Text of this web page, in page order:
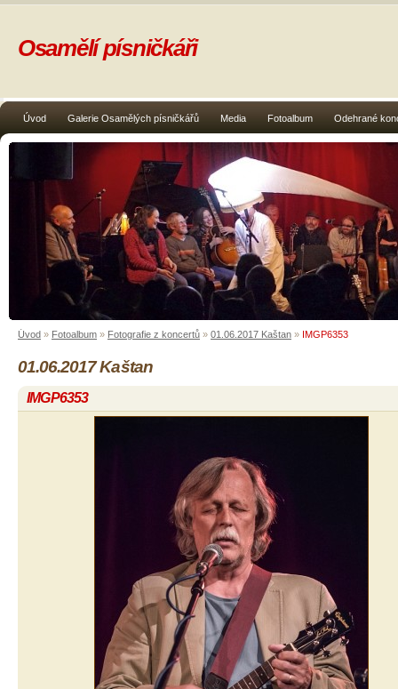
Úvod Galerie Osamělých písničkářů Media Fotoalbum Odehrané
Osamělí písničkáři
Úvod » Fotoalbum » Fotografie z koncertů » 01.06.2017 Kaštan » IMGP6353
01.06.2017 Kaštan
IMGP6353